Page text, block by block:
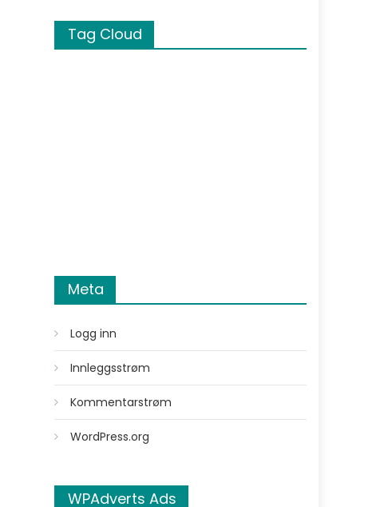
Tag Cloud
Meta
Logg inn
Innleggsstrøm
Kommentarstrøm
WordPress.org
WPAdverts Ads